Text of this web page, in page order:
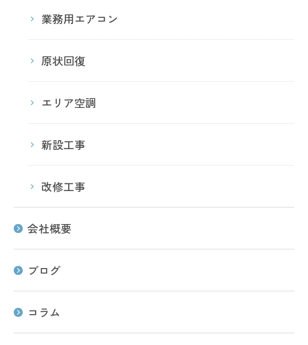
業務用エアコン
原状回復
エリア空調
新設工事
改修工事
会社概要
ブログ
コラム